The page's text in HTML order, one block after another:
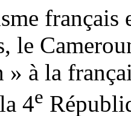
français
le
à la
4e